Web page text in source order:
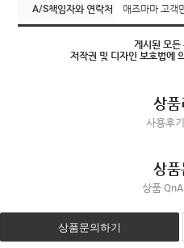
A/S책임자와 연락처 애즈마마 고객
게시된 모든
저작권 및 디자인 보호법에
상
사용후
상품
상품
상품문의하기